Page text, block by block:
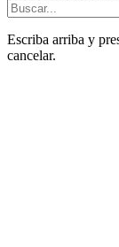
Escriba arriba y
cancelar.